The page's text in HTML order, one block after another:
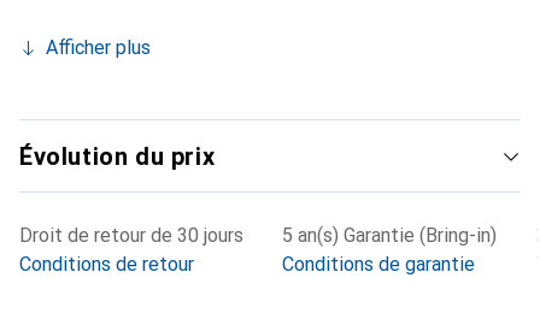
Afficher plus
Évolution du prix
Droit de retour de 30 jours
Conditions de retour
5 an(s) Garantie (Bring-in)
Conditions de garantie